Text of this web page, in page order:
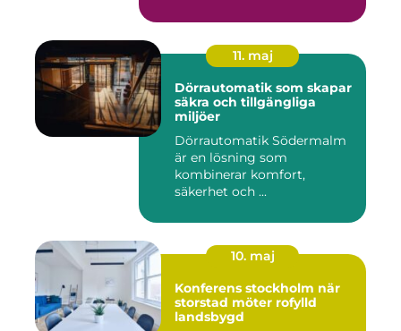
11. maj
Dörrautomatik som skapar
säkra och tillgängliga
miljöer
Dörrautomatik Södermalm
är en lösning som
kombinerar komfort,
säkerhet och ...
10. maj
Konferens stockholm när
storstad möter rofylld
landsbygd